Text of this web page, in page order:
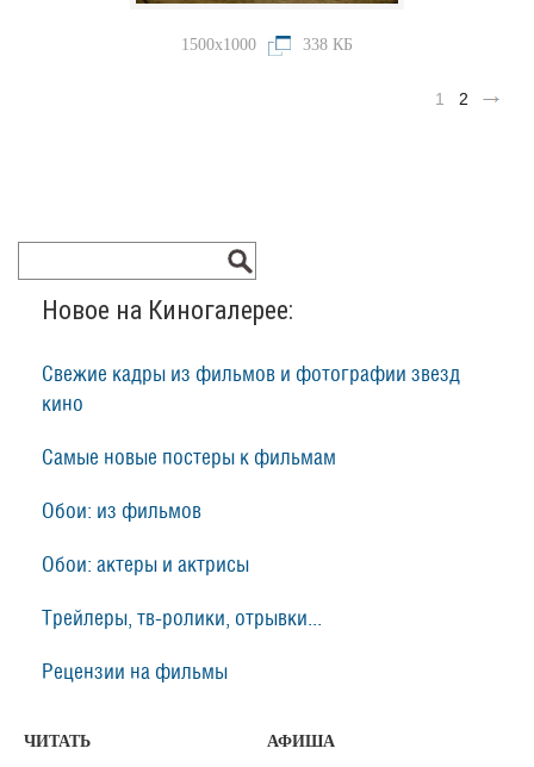
1500x1000 338 КБ
1 2
Новое на Киногалерее:
Свежие кадры из фильмов и фотографии звезд
кино
Самые новые постеры к фильмам
Обои: из фильмов
Обои: актеры и актрисы
Трейлеры, тв-ролики, отрывки...
Рецензии на фильмы
ЧИТАТЬ АФИША